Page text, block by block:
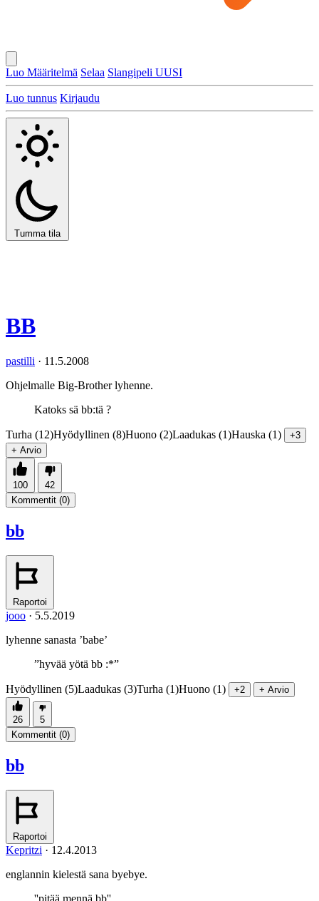
Luo Määritelmä Selaa Slangipeli UUSI
Luo tunnus Kirjaudu
Tumma tila
BB
pastilli · 11.5.2008
Ohjelmalle Big-Brother lyhenne.
Katoks sä bb:tä ?
Turha (12)Hyödyllinen (8)Huono (2)Laadukas (1)Hauska (1)
+3
+ Arvio
100
42
Kommentit (0)
bb
Raportoi
jooo · 5.5.2019
lyhenne sanasta ’babe’
”hyvää yötä bb :*”
Hyödyllinen (5)Laadukas (3)Turha (1)Huono (1) +2 + Arvio
26
5
Kommentit (0)
bb
Raportoi
Kepritzi · 12.4.2013
englannin kielestä sana byebye.
''pitää mennä bb''